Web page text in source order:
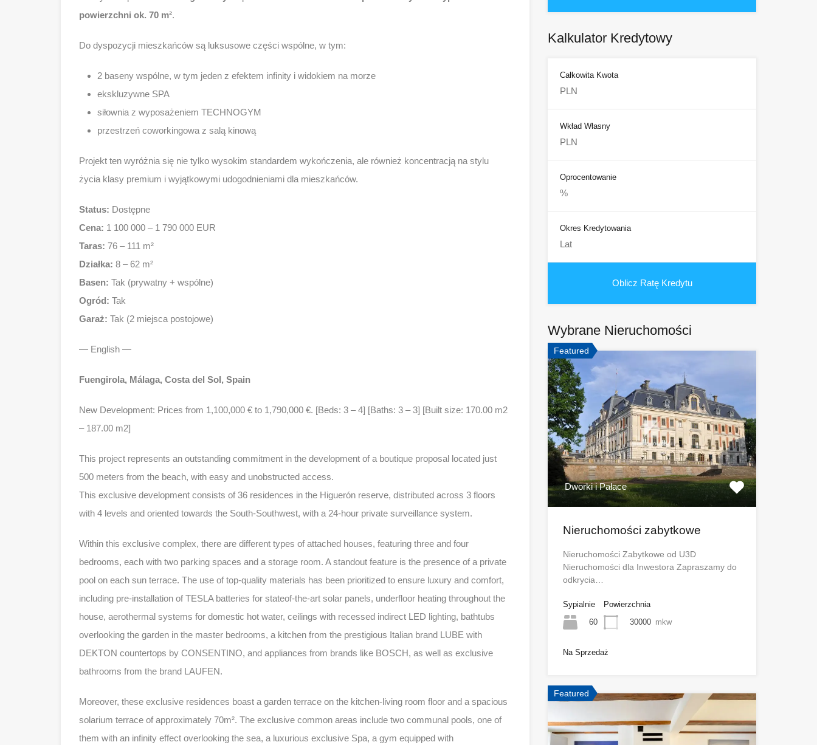
powierzchni ok. 70 m².
Do dyspozycji mieszkańców są luksusowe części wspólne, w tym:
2 baseny wspólne, w tym jeden z efektem infinity i widokiem na morze
ekskluzywne SPA
siłownia z wyposażeniem TECHNOGYM
przestrzeń coworkingowa z salą kinową
Projekt ten wyróżnia się nie tylko wysokim standardem wykończenia, ale również koncentracją na stylu
życia klasy premium i wyjątkowymi udogodnieniami dla mieszkańców.
Status: Dostępne
Cena: 1 100 000 – 1 790 000 EUR
Taras: 76 – 111 m²
Działka: 8 – 62 m²
Basen: Tak (prywatny + wspólne)
Ogród: Tak
Garaż: Tak (2 miejsca postojowe)
— English —
Fuengirola, Málaga, Costa del Sol, Spain
New Development: Prices from 1,100,000 € to 1,790,000 €. [Beds: 3 – 4] [Baths: 3 – 3] [Built size: 170.00 m2
– 187.00 m2]
This project represents an outstanding commitment in the development of a boutique proposal located just
500 meters from the beach, with easy and unobstructed access.
This exclusive development consists of 36 residences in the Higuerón reserve, distributed across 3 floors
with 4 levels and oriented towards the South-Southwest, with a 24-hour private surveillance system.
Within this exclusive complex, there are different types of attached houses, featuring three and four
bedrooms, each with two parking spaces and a storage room. A standout feature is the presence of a private
pool on each sun terrace. The use of top-quality materials has been prioritized to ensure luxury and comfort,
including pre-installation of TESLA batteries for stateof-the-art solar panels, underfloor heating throughout the
house, aerothermal systems for domestic hot water, ceilings with recessed indirect LED lighting, bathtubs
overlooking the garden in the master bedrooms, a kitchen from the prestigious Italian brand LUBE with
DEKTON countertops by CONSENTINO, and appliances from brands like BOSCH, as well as exclusive
bathrooms from the brand LAUFEN.
Moreover, these exclusive residences boast a garden terrace on the kitchen-living room floor and a spacious
solarium terrace of approximately 70m². The exclusive common areas include two communal pools, one of
them with an infinity effect overlooking the sea, a luxurious exclusive Spa, a gym equipped with
Kalkulator Kredytowy
Całkowita Kwota
Wkład Własny
Oprocentowanie
Okres Kredytowania
Wybrane Nieruchomości
Featured
Dworki i Pałace
Nieruchomości zabytkowe
Nieruchomości Zabytkowe od U3D
Nieruchomości dla Inwestora Zapraszamy do
odkrycia…
Sypialnie
60
Powierzchnia
30000 mkw
Na Sprzedaż
Featured